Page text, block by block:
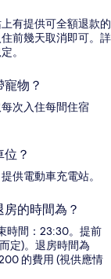
有提供可全額退款的
前幾天取消即可。詳
。
物？
次入住每間住宿
？
供電動車充電站。
的時間為？
時間：23:30。提前
定)。退房時間為
的費用 (視供應情